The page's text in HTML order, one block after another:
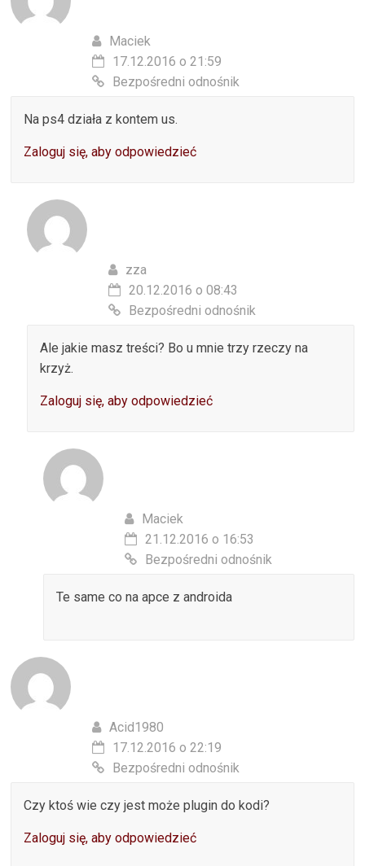
Maciek
17.12.2016 o 21:59
Bezpośredni odnośnik
Na ps4 działa z kontem us.
Zaloguj się, aby odpowiedzieć
zza
20.12.2016 o 08:43
Bezpośredni odnośnik
Ale jakie masz treści? Bo u mnie trzy rzeczy na
krzyż.
Zaloguj się, aby odpowiedzieć
Maciek
21.12.2016 o 16:53
Bezpośredni odnośnik
Te same co na apce z androida
Acid1980
17.12.2016 o 22:19
Bezpośredni odnośnik
Czy ktoś wie czy jest może plugin do kodi?
Zaloguj się, aby odpowiedzieć